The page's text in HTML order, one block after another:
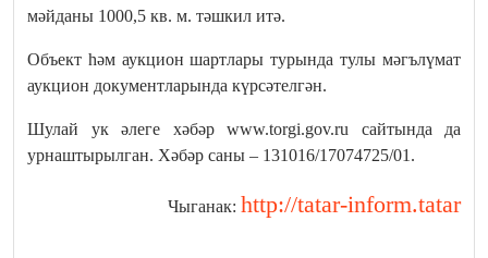
мәйданы 1000,5 кв. м. тәшкил итә.
Объект һәм аукцион шартлары турында тулы мәгълүмат
аукцион документларында күрсәтелгән.
Шулай ук әлеге хәбәр www.torgi.gov.ru сайтында да
урнаштырылган. Хәбәр саны – 131016/17074725/01.
Чыганак: http://tatar-inform.tatar